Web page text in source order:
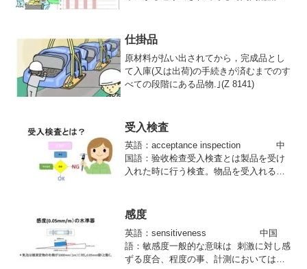
仕掛品
原材料が払い出されてから，完成品とし
て入庫(又は出荷)の手続きが済むまでのす
べての段階にある品物.｣(Z 8141)
受入検査
英語：acceptance inspection 中
国語：验收检查受入検査とは製品を受け
入れた時に行う検査。物品を受入れる段
先の作業が完了し，発注(外注)仕様書に記
実施される検査である。この検査に合格
することが検収の前提条件である。受入
時の検査は，書類のみによる間接検査(証
感度
英語：sensitiveness 中国
語：敏感度一般的な意味は 刺激に対し感
ずる度合、程度の事、計測においては入